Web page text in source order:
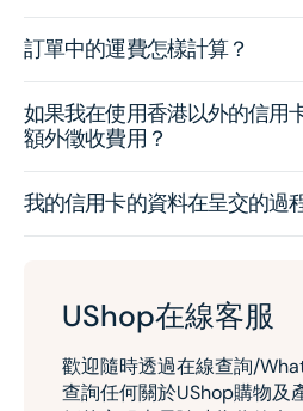
訂單中的運費怎樣計算？
如果我在使用香港以外的信用
額外徵收費用？
我的信用卡的資料在呈交的過
UShop在線客服
歡迎隨時透過在線查詢/
查詢任何關於UShop購物及